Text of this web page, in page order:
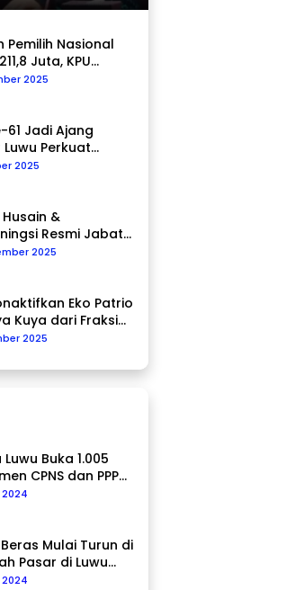
Pemilih Nasional
Juta, KPU
Komitmen
2025
61 Jadi Ajang
Perkuat
Sosial
2025
&
Resmi Jabat
KPU Palopo
2025
Eko Patrio
Kuya dari Fraksi
2025
Buka 1.005
CPNS dan PPPK
Mulai Turun di
Pasar di Luwu